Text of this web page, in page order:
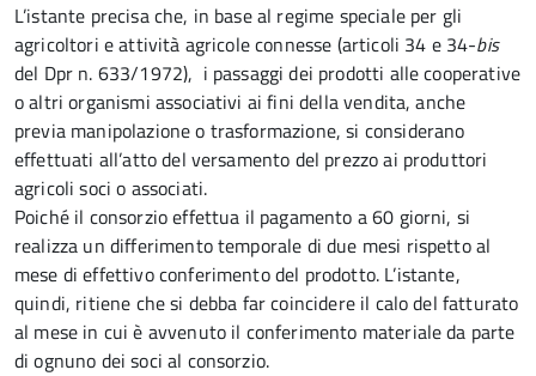
L’istante precisa che, in base al regime speciale per gli
agricoltori e attività agricole connesse (articoli 34 e 34-bis
del Dpr n. 633/1972), i passaggi dei prodotti alle cooperative
o altri organismi associativi ai fini della vendita, anche
previa manipolazione o trasformazione, si considerano
effettuati all’atto del versamento del prezzo ai produttori
agricoli soci o associati.
Poiché il consorzio effettua il pagamento a 60 giorni, si
realizza un differimento temporale di due mesi rispetto al
mese di effettivo conferimento del prodotto. L’istante,
quindi, ritiene che si debba far coincidere il calo del fatturato
al mese in cui è avvenuto il conferimento materiale da parte
di ognuno dei soci al consorzio.